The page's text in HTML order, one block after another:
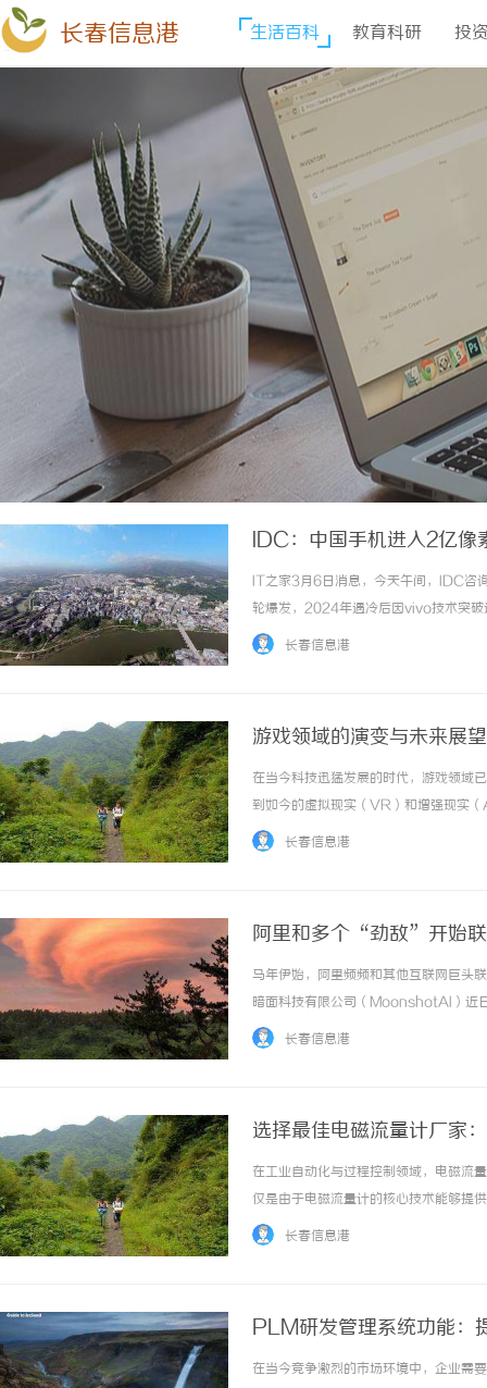
长春信息港 生活百科 教育科研 投
IDC：中国手机进入2亿像
IT之家3月6日消息，今天午间，IDC
轮爆发，2024年遇冷后因vivo技术突
国手机市场将迈入该技术普及期，双2
长春信息港
游戏领域的演变与未来展望
在当今科技迅猛发展的时代，游戏领域
到如今的虚拟现实（VR）和增强现实
变。最初，游戏领域的起源可以追溯到
长春信息港
阿里和多个“劲敌”开始
马年伊始，阿里频频和其他互联网巨头
暗面科技有限公司（MoonshotAI）近
金额巨大，且投资方阵容异常豪华，其
长春信息港
选择最佳电磁流量计厂家
在工业自动化与过程控制领域，电磁流
仅是由于电磁流量计的核心技术能够提
水、化工及食品行业等多种应用场景。
长春信息港
PLM研发管理系统功能：
在当今竞争激烈的市场环境中，企业需
视影视发展历程与行业影响力深入解析 武汉配眼镜 上海配眼镜